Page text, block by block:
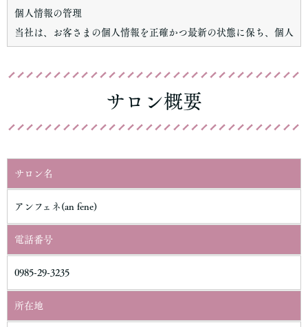
個人情報の管理
当社は、お客さまの個人情報を正確かつ最新の状態に保ち、個人
るため、 セキュリティシステムの維持・管理体制の整備・社員教
育の徹底等の必要な措置を講じ、安全対策を実施し個人情報の厳
重な管理を行ないます。
お客さまからお預かりした個人情報は、当社からのご連絡や業務
のご案内やご質問に対する回答として、電子メールや資料のご送
個人情報の第三者への開示・提供の禁止
当社は、お客さまよりお預かりした個人情報を適切に管理し、次
・お客さまの同意がある場合・お客さまが希望されるサービスを
サロン概要
サロン名
アンフェネ(an fene)
電話番号
0985-29-3235
所在地